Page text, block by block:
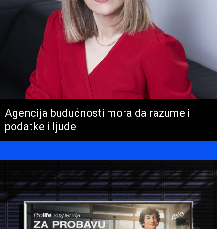
Agencija budućnosti mora da razume i
podatke i ljude